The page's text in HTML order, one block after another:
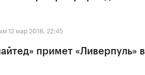
12 мар 2018, 22:45
примет «Ливерпуль» в